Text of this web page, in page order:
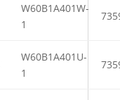
W60B1A401W-
1
W60B1A401U-
1